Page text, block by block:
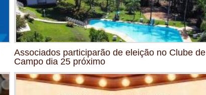
Associados participarão de eleição no Clube de
Campo dia 25 próximo